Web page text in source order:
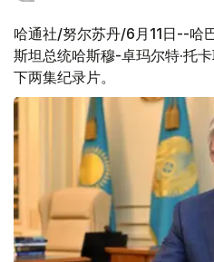
哈通社/努尔苏丹/6月11日--哈
斯坦总统哈斯穆-卓玛尔特·托
下两集纪录片。